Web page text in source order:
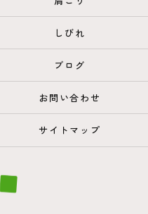
しびれ
ブログ
お問い合わせ
サイトマップ